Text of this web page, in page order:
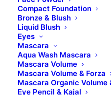
Compact Foundation
Bronze & Blush
Liquid Blush
Eyes
Mascara
Aqua Wash Mascara
Mascara Volume
Mascara Volume & Forza
Mascara Organic Volume
Eye Pencil & Kajal
Silicone
rosa
innovativer
(ART. 7100100)
zum Erhitzen von